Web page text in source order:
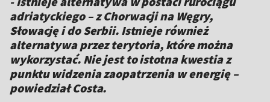
adriatyckiego – z Chorwacji na Węgry,
Słowację i do Serbii. Istnieje również
alternatywa przez terytoria, które można
wykorzystać. Nie jest to istotna kwestia z
punktu widzenia zaopatrzenia w energię –
powiedział Costa.